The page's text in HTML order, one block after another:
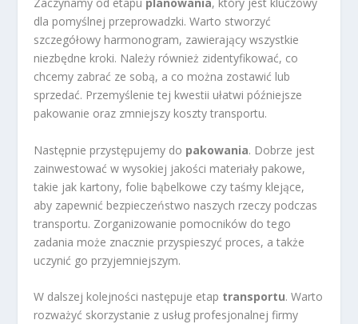
dla pomyślnej przeprowadzki. Warto stworzyć
szczegółowy harmonogram, zawierający wszystkie
niezbędne kroki. Należy również zidentyfikować, co
chcemy zabrać ze sobą, a co można zostawić lub
sprzedać. Przemyślenie tej kwestii ułatwi późniejsze
pakowanie oraz zmniejszy koszty transportu.
Następnie przystępujemy do pakowania. Dobrze jest
zainwestować w wysokiej jakości materiały pakowe,
takie jak kartony, folie bąbelkowe czy taśmy klejące,
aby zapewnić bezpieczeństwo naszych rzeczy podczas
transportu. Zorganizowanie pomocników do tego
zadania może znacznie przyspieszyć proces, a także
uczynić go przyjemniejszym.
W dalszej kolejności następuje etap transportu. Warto
rozważyć skorzystanie z usług profesjonalnej firmy